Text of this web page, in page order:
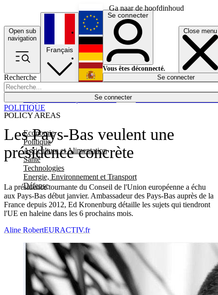
Ga naar de hoofdinhoud
Open sub
navigation
Close menu
Recherche
Se connecter
POLICY AREAS
Economie
Politique
Agriculture et Alimentation
Santé
Technologies
Energie, Environnement et Transport
Défense
Économie
Français
English
Deutsch
Español
Se connecter
Vous êtes déconnecté.
Se connecter
Les Pays-Bas veulent une
présidence concrète
La présidence tournante du Conseil de l'Union européenne a échu
aux Pays-Bas début janvier. Ambassadeur des Pays-Bas auprès de la
France depuis 2012, Ed Kronenburg détaille les sujets qui tiendront
l'UE en haleine dans les 6 prochains mois.
POLITIQUE
Aline RobertEURACTIV.fr